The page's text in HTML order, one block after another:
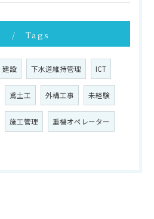
Tags
建設 下水道維持管理 ICT
鳶土工 外構工事 未経験
施工管理 重機オペレーター